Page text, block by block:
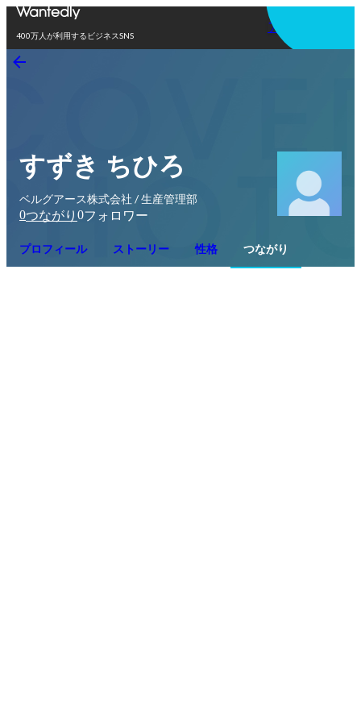
400万人が利用するビジネスSNS
アプリを使う
すずき ちひろ
ベルグアース株式会社 / 生産管理部
0つながり 0フォロワー
プロフィール ストーリー 性格 つながり